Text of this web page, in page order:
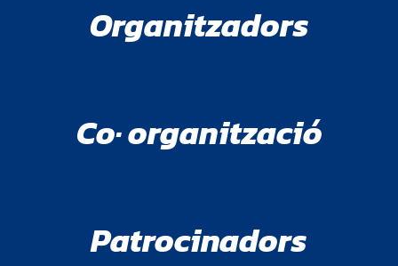
Organitzadors
Co· organització
Patrocinadors